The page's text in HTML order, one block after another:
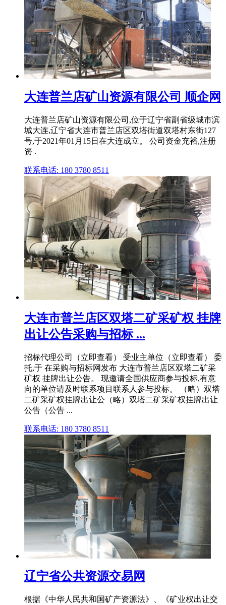
大连普兰店矿山资源有限公司 顺企网
大连普兰店矿山资源有限公司,位于辽宁省副省级城市滨
城大连,辽宁省大连市普兰店区双塔街道双塔村东街127
号,于2021年01月15日在大连成立。 公司资金充裕,注册
资 .
联系电话: 180 3780 8511
大连市普兰店区双塔二矿采矿权 挂牌
出让公告采购与招标 ...
招标代理公司（立即查看） 受业主单位（立即查看） 委
托,于 在采购与招标网发布 大连市普兰店区双塔二矿采
矿权 挂牌出让公告。 现邀请全国供应商参与投标,有意
向的单位请及时联系项目联系人参与投标。 （略）双塔
二矿采矿权挂牌出让公（略）双塔二矿采矿权挂牌出让
公告（公告 ...
联系电话: 180 3780 8511
辽宁省公共资源交易网
根据《中华人民共和国矿产资源法》、《矿业权出让交